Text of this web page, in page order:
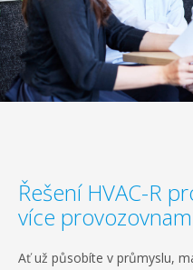
Řešení HVAC-R
více
Ať už působíte v průmyslu,